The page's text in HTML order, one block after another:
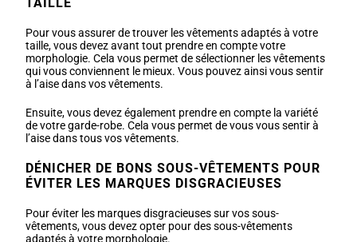
Pour vous assurer de trouver les vêtements adaptés à votre
taille, vous devez avant tout prendre en compte votre
morphologie. Cela vous permet de sélectionner les vêtements
qui vous conviennent le mieux. Vous pouvez ainsi vous sentir
à l’aise dans vos vêtements.
Ensuite, vous devez également prendre en compte la variété
de votre garde-robe. Cela vous permet de vous vous sentir à
l’aise dans tous vos vêtements.
DÉNICHER DE BONS SOUS-VÊTEMENTS POUR
ÉVITER LES MARQUES DISGRACIEUSES
Pour éviter les marques disgracieuses sur vos sous-
vêtements, vous devez opter pour des sous-vêtements
adaptés à votre morphologie.